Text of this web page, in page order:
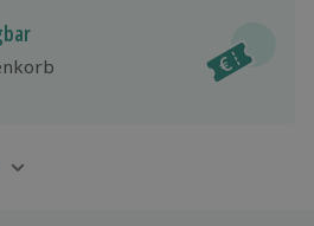
einlösbar.